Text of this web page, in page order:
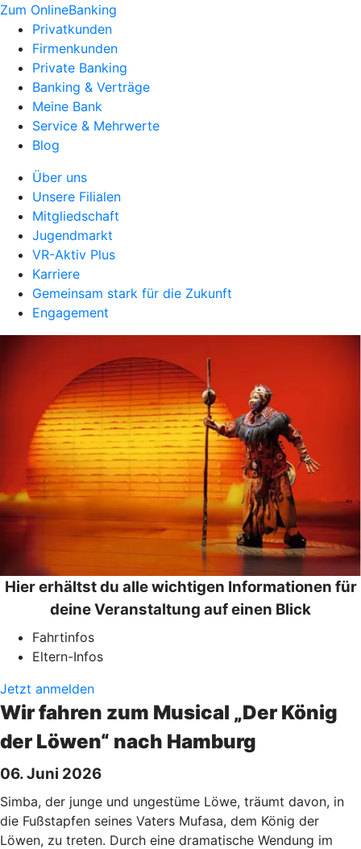
Zum OnlineBanking
Privatkunden
Firmenkunden
Private Banking
Banking & Verträge
Meine Bank
Service & Mehrwerte
Blog
Über uns
Unsere Filialen
Mitgliedschaft
Jugendmarkt
VR-Aktiv Plus
Karriere
Gemeinsam stark für die Zukunft
Engagement
Hier erhältst du alle wichtigen Informationen für
deine Veranstaltung auf einen Blick
Fahrtinfos
Eltern-Infos
Jetzt anmelden
Wir fahren zum Musical „Der König
der Löwen“ nach Hamburg
06. Juni 2026
Simba, der junge und ungestüme Löwe, träumt davon, in
die Fußstapfen seines Vaters Mufasa, dem König der
Löwen, zu treten. Durch eine dramatische Wendung im